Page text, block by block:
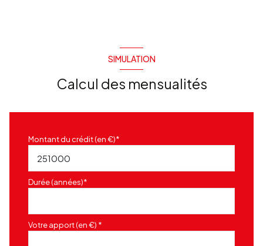
SIMULATION
Calcul des mensualités
Montant du crédit (en €)*
Durée (années)*
Votre apport (en €) *